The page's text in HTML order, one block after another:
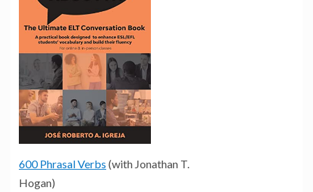
600 Phrasal Verbs (with Jonathan T.
Hogan)